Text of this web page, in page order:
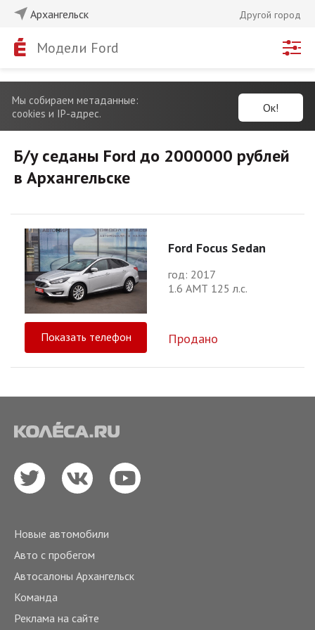
Архангельск Другой город
Модели Ford
Мы собираем метаданные:
cookies и IP-адрес.
Ок!
Б/у седаны Ford до 2000000 рублей
в Архангельске
Ford Focus Sedan
год: 2017
1.6 АМТ 125 л.с.
Показать телефон Продано
Новые автомобили
Авто с пробегом
Автосалоны Архангельск
Команда
Реклама на сайте